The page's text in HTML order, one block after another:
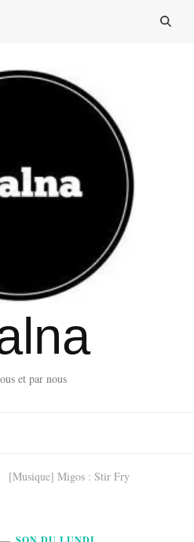
et par nous
[Musique] Migos : Stir Fry